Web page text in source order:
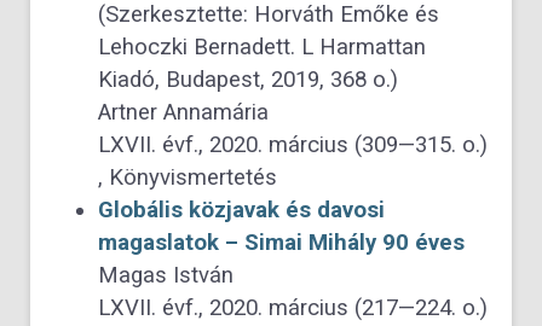
(Szerkesztette: Horváth Emőke és
Lehoczki Bernadett. L Harmattan
Kiadó, Budapest, 2019, 368 o.)
Artner Annamária
LXVII. évf., 2020. március (309—315. o.)
, Könyvismertetés
Globális közjavak és davosi
magaslatok – Simai Mihály 90 éves
Magas István
LXVII. évf., 2020. március (217—224. o.)